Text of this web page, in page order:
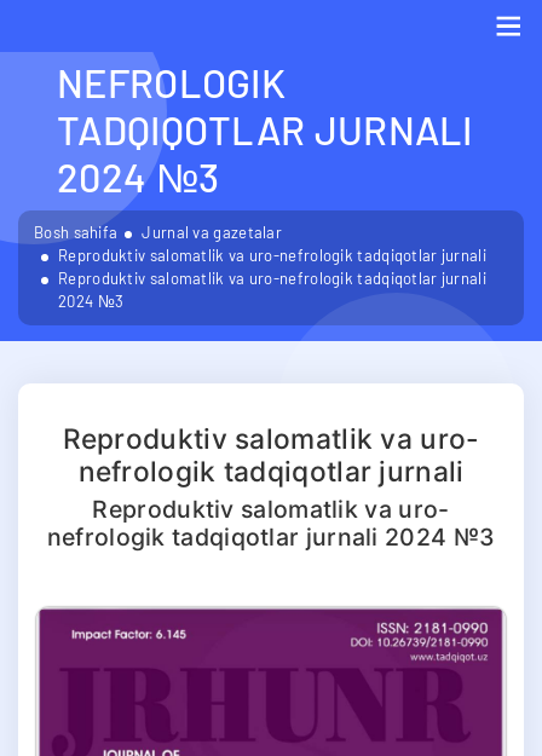
NEFROLOGIK
TADQIQOTLAR JURNALI
2024 №3
Bosh sahifa
Jurnal va gazetalar
Reproduktiv salomatlik va uro-nefrologik tadqiqotlar jurnali
Reproduktiv salomatlik va uro-nefrologik tadqiqotlar jurnali
2024 №3
Reproduktiv salomatlik va uro-
nefrologik tadqiqotlar jurnali
Reproduktiv salomatlik va uro-
nefrologik tadqiqotlar jurnali 2024 №3